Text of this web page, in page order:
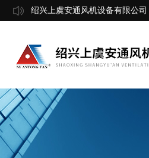
绍兴上虞安通风机设备有限公司